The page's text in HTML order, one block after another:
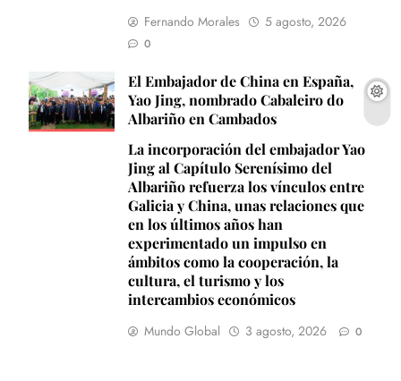
Fernando Morales 5 agosto, 2026
0
El Embajador de China en España,
Yao Jing, nombrado Cabaleiro do
Albariño en Cambados
La incorporación del embajador Yao
Jing al Capítulo Serenísimo del
Albariño refuerza los vínculos entre
Galicia y China, unas relaciones que
en los últimos años han
experimentado un impulso en
ámbitos como la cooperación, la
cultura, el turismo y los
intercambios económicos
Mundo Global 3 agosto, 2026 0